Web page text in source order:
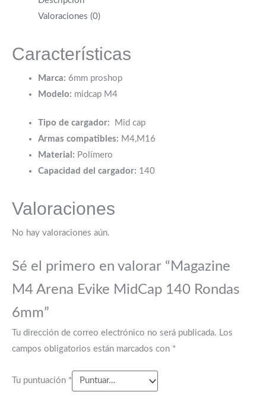
Valoraciones (0)
Características
Marca: 6mm proshop
Modelo: midcap M4
Tipo de cargador:
Mid cap
Armas compatibles: M4,M16
Material: Polímero
Capacidad del cargador: 140
Valoraciones
No hay valoraciones aún.
Sé el primero en valorar “Magazine
M4 Arena Evike MidCap 140 Rondas
6mm”
Tu dirección de correo electrónico no será publicada. Los
campos obligatorios están marcados con *
Tu puntuación *